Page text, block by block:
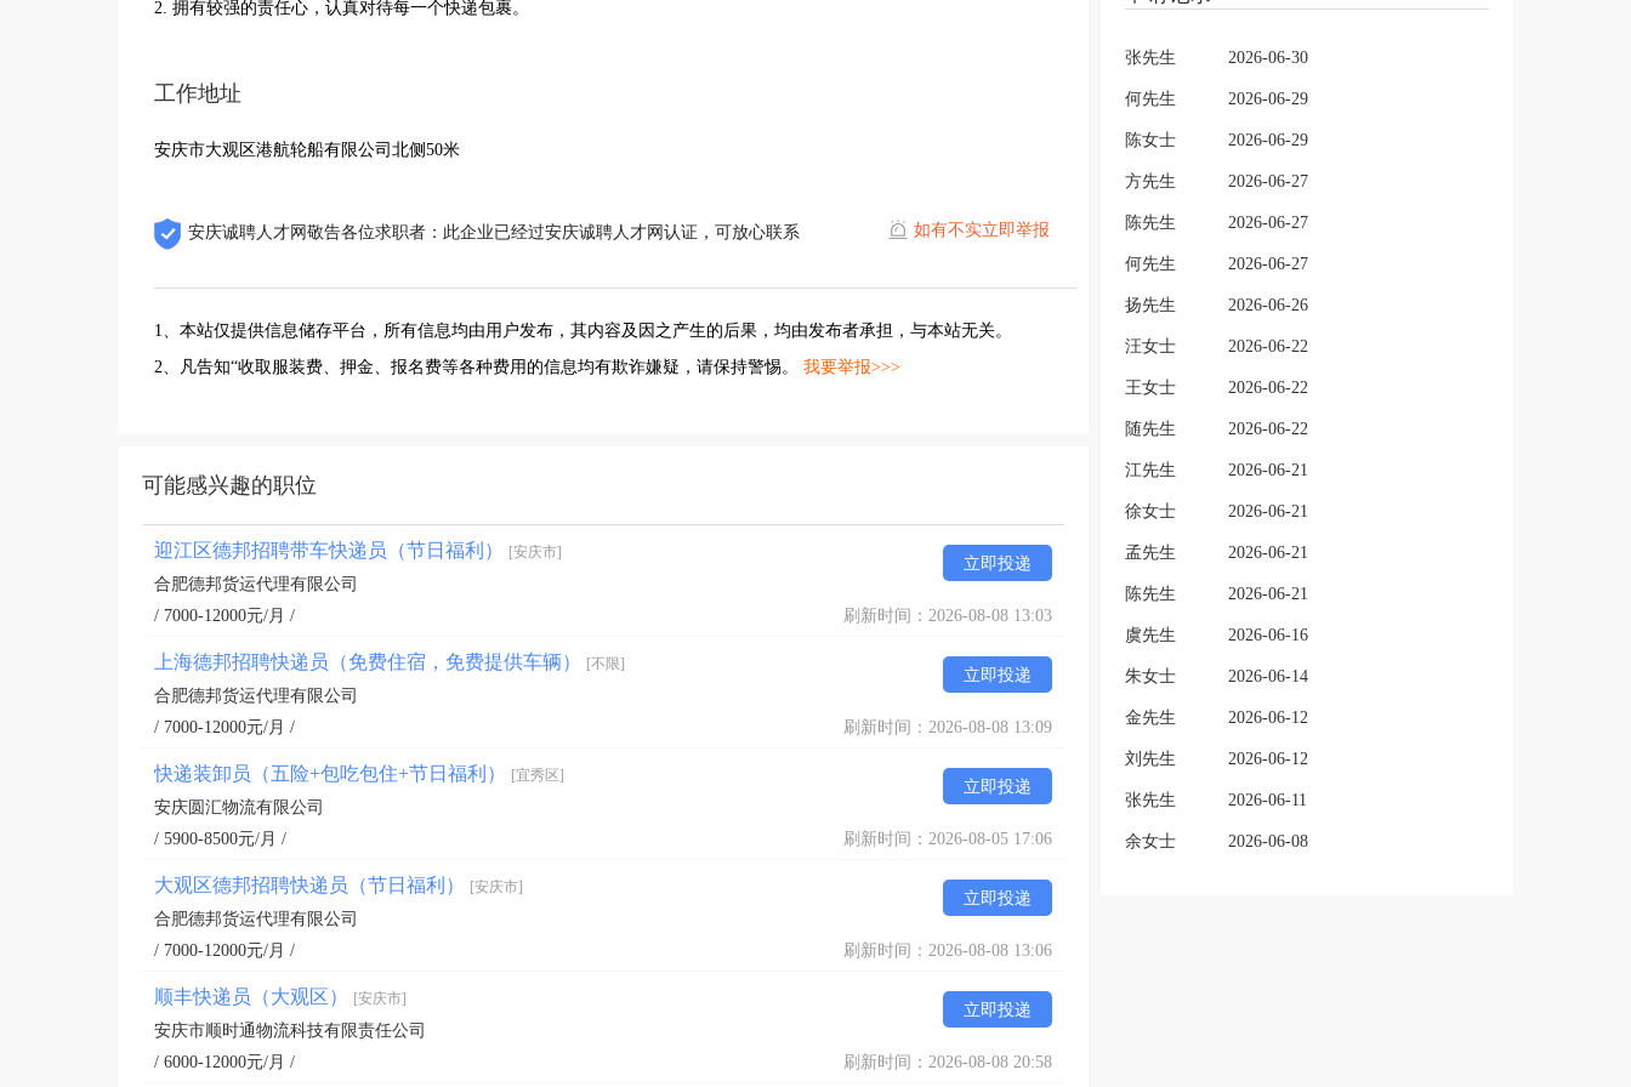
2. 拥有较强的责任心，认真对待每一个快递包裹。
工作地址
安庆市大观区港航轮船有限公司北侧50米
安庆诚聘人才网敬告各位求职者：此企业已经过安庆诚聘人才网认证，可放心联系 如有不实立即举报
1、本站仅提供信息储存平台，所有信息均由用户发布，其内容及因之产生的后果，均由发布者承担，与本站无关。
2、凡告知“收取服装费、押金、报名费等各种费用的信息均有欺诈嫌疑，请保持警惕。 我要举报>>>
可能感兴趣的职位
迎江区德邦招聘带车快递员（节日福利） [安庆市]
立即投递
合肥德邦货运代理有限公司
/ 7000-12000元/月 /
刷新时间：2026-08-08 13:03
上海德邦招聘快递员（免费住宿，免费提供车辆） [不限]
立即投递
合肥德邦货运代理有限公司
/ 7000-12000元/月 /
刷新时间：2026-08-08 13:09
快递装卸员（五险+包吃包住+节日福利） [宜秀区]
立即投递
安庆圆汇物流有限公司
/ 5900-8500元/月 /
刷新时间：2026-08-05 17:06
大观区德邦招聘快递员（节日福利） [安庆市]
立即投递
合肥德邦货运代理有限公司
/ 7000-12000元/月 /
刷新时间：2026-08-08 13:06
顺丰快递员（大观区） [安庆市]
立即投递
安庆市顺时通物流科技有限责任公司
/ 6000-12000元/月 /
刷新时间：2026-08-08 20:58
张先生 2026-06-30
何先生 2026-06-29
陈女士 2026-06-29
方先生 2026-06-27
陈先生 2026-06-27
何先生 2026-06-27
扬先生 2026-06-26
汪女士 2026-06-22
王女士 2026-06-22
随先生 2026-06-22
江先生 2026-06-21
徐女士 2026-06-21
孟先生 2026-06-21
陈先生 2026-06-21
虞先生 2026-06-16
朱女士 2026-06-14
金先生 2026-06-12
刘先生 2026-06-12
张先生 2026-06-11
余女士 2026-06-08